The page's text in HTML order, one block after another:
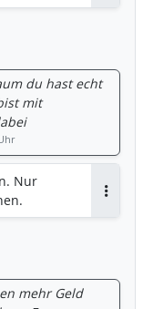
du hast echt
mit
Nur
mehr Geld